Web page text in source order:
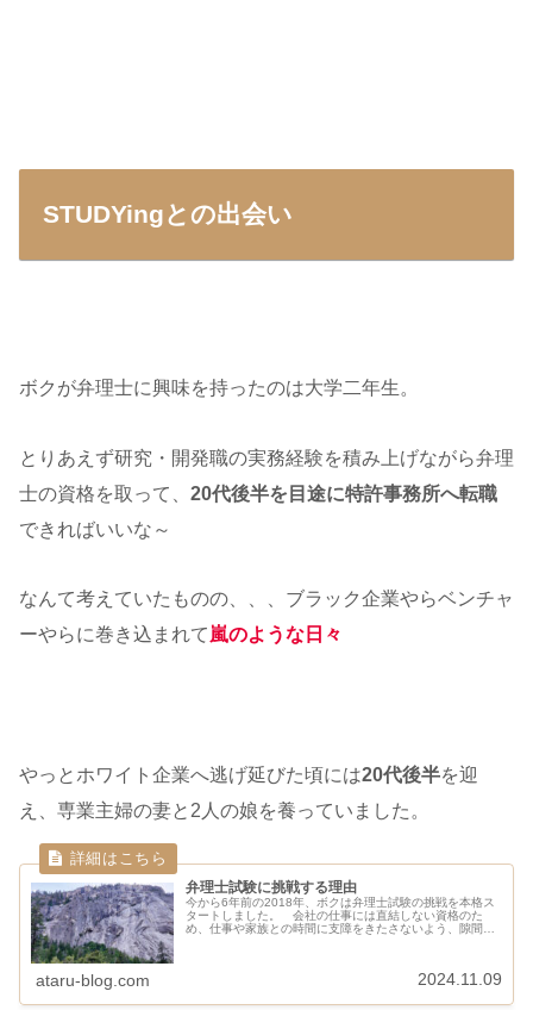
STUDYingとの出会い
ボクが弁理士に興味を持ったのは大学二年生。
とりあえず研究・開発職の実務経験を積み上げながら弁理
士の資格を取って、 20代後半を目途に特許事務所へ転職
できればいいな～
なんて考えていたものの、、、ブラック企業やらベンチャ
ーやらに巻き込まれて 嵐のような日々
やっとホワイト企業へ逃げ延びた頃には20代後半を迎
え、専業主婦の妻と2人の娘を養っていました。
弁理士試験に挑戦する理由
今から6年前の2018年、ボクは弁理士試験の挑戦を本格ス
タートしました。 会社の仕事には直結しない資格のた
め、仕事や家族との時間に支障をきたさないよう、隙間時
ataru-blog.com 2024.11.09